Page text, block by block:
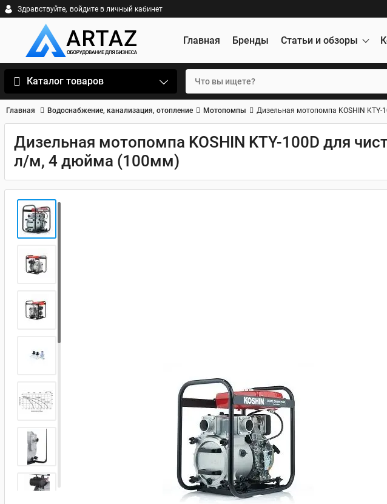
Здравствуйте, войдите в личный кабинет
Главная Бренды Статьи и обзоры
Каталог товаров
Главная Водоснабжение, канализация, отопление Мотопомпы Дизельная мотопомпа KOSHIN
Дизельная мотопомпа KOSHIN KTY-100D для
л/м, 4 дюйма (100мм)